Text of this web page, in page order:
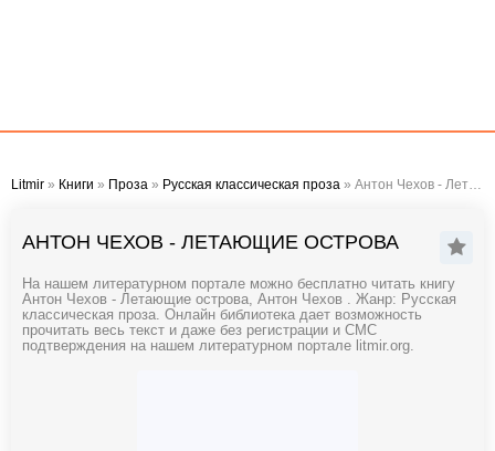
Litmir » Книги » Проза » Русская классическая проза » Антон Чехов - Летающие острова
АНТОН ЧЕХОВ - ЛЕТАЮЩИЕ ОСТРОВА
На нашем литературном портале можно бесплатно читать книгу
Антон Чехов - Летающие острова, Антон Чехов . Жанр: Русская
классическая проза. Онлайн библиотека дает возможность
прочитать весь текст и даже без регистрации и СМС
подтверждения на нашем литературном портале litmir.org.